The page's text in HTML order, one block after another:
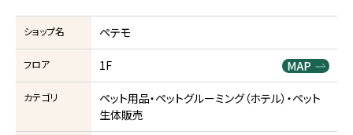
ショップ名 ペテモ
フロア 1F
カテゴリ
ペット用品・ペットグルーミング（ホテル）・ペット
生体販売